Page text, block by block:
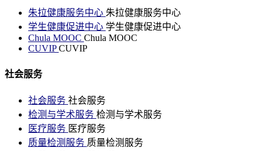
朱拉健康服务中心 朱拉健康服务中心
学生健康促进中心 学生健康促进中心
Chula MOOC Chula MOOC
CUVIPCUVIP
社会服务
社会服务 社会服务
检测与学术服务 检测与学术服务
医疗服务 医疗服务
质量检测服务 质量检测服务